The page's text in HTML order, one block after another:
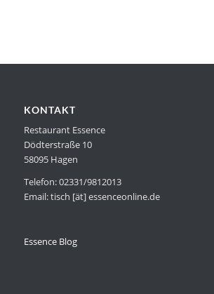
KONTAKT
Restaurant Essence
Dödterstraße 10
58095 Hagen
Telefon: 02331/9812013
Email: tisch [ät] essenceonline.de
Essence Blog